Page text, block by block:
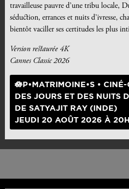
travailleuse pauvre d’une tribu locale,
séduction, errances et nuits d’ivresse,
bientôt vaciller ses certitudes les plus
Version restaurée 4K
Cannes Classic 2026
🪷P•MATRIMOINE•S •
DES JOURS ET DES NUITS
DE SATYAJIT RAY (INDE)
JEUDI 20 AOÛT 2026 À